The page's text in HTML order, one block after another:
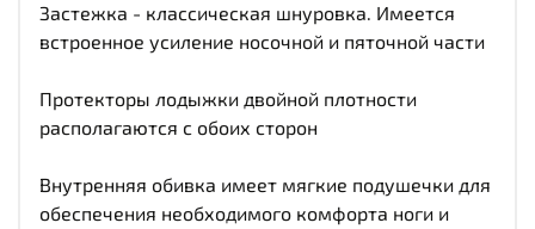
Застежка - классическая шнуровка. Имеется
встроенное усиление носочной и пяточной части
Протекторы лодыжки двойной плотности
располагаются с обоих сторон
Внутренняя обивка имеет мягкие подушечки для
обеспечения необходимого комфорта ноги и